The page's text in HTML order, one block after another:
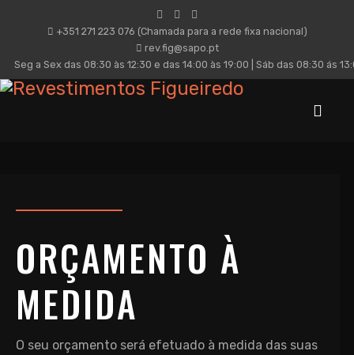
+351 271 223 076 (Chamada para a rede fixa nacional)
rev.fig@sapo.pt
Seg a Sex das 08:30 às 12:30 e das 14:00 às 19:00 | Sáb das 08:30 ás
ORÇAMENTO À
MEDIDA
O seu orçamento será efetuado à medida das suas